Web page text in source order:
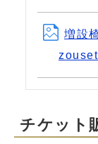
増設
チケット